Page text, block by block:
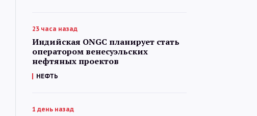
23 часа назад
Индийская ONGC планирует стать
оператором венесуэльских
нефтяных проектов
НЕФТЬ
1 день назад